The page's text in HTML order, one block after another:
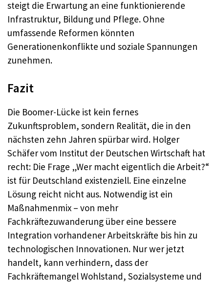
steigt die Erwartung an eine funktionierende
Infrastruktur, Bildung und Pflege. Ohne
umfassende Reformen könnten
Generationenkonflikte und soziale Spannungen
zunehmen.
Fazit
Die Boomer-Lücke ist kein fernes
Zukunftsproblem, sondern Realität, die in den
nächsten zehn Jahren spürbar wird. Holger
Schäfer vom Institut der Deutschen Wirtschaft hat
recht: Die Frage „Wer macht eigentlich die Arbeit?“
ist für Deutschland existenziell. Eine einzelne
Lösung reicht nicht aus. Notwendig ist ein
Maßnahmenmix – von mehr
Fachkräftezuwanderung über eine bessere
Integration vorhandener Arbeitskräfte bis hin zu
technologischen Innovationen. Nur wer jetzt
handelt, kann verhindern, dass der
Fachkräftemangel Wohlstand, Sozialsysteme und